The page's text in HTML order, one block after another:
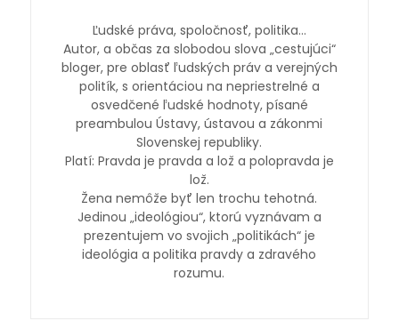
Ľudské práva, spoločnosť, politika…
Autor, a občas za slobodou slova „cestujúci“
bloger, pre oblasť ľudských práv a verejných
politík, s orientáciou na nepriestrelné a
osvedčené ľudské hodnoty, písané
preambulou Ústavy, ústavou a zákonmi
Slovenskej republiky.
Platí: Pravda je pravda a lož a polopravda je
lož.
Žena nemôže byť len trochu tehotná.
Jedinou „ideológiou“, ktorú vyznávam a
prezentujem vo svojich „politikách“ je
ideológia a politika pravdy a zdravého
rozumu.